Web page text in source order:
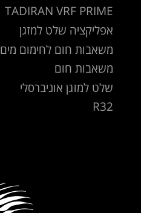
TADIRAN VRF PRIME
אפליקציה שלט למזגן
משאבות חום לחימום מים
משאבות חום
שלט למזגן אוניברסלי
R32